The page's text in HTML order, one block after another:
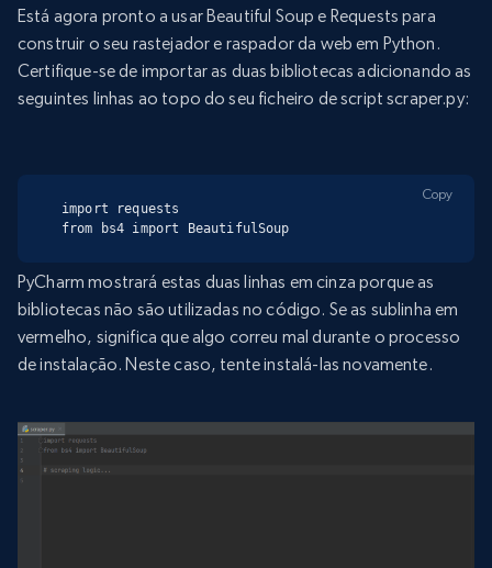
Está agora pronto a usar Beautiful Soup e Requests para
construir o seu rastejador e raspador da web em Python.
Certifique-se de importar as duas bibliotecas adicionando as
seguintes linhas ao topo do seu ficheiro de script scraper.py:
import requests
from bs4 import BeautifulSoup
Copy
PyCharm mostrará estas duas linhas em cinza porque as
bibliotecas não são utilizadas no código. Se as sublinha em
vermelho, significa que algo correu mal durante o processo
de instalação. Neste caso, tente instalá-las novamente.